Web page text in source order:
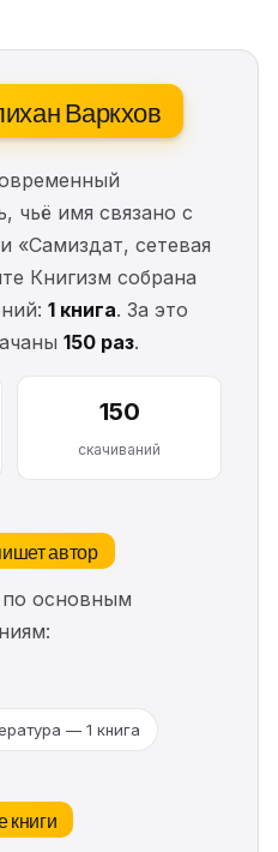
Варкхов
чьё имя связано с
«Самиздат, сетевая
Книгизм собрана
1 книга. За это
150 раз.
150
скачиваний
автор
по основным
— 1 книга